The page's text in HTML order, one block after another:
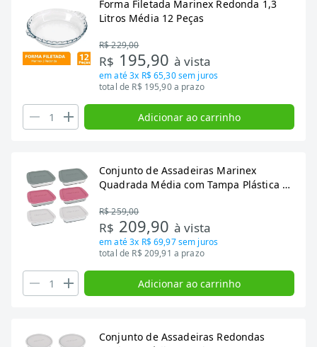
Forma Filetada Marinex Redonda 1,3
Litros Média 12 Peças
R$ 229,00
R$ 195,90 à vista
em até3x R$ 65,30sem juros
total de R$ 195,90 a prazo
Adicionar ao carrinho
Conjunto de Assadeiras Marinex
Quadrada Média com Tampa Plástica 6
R$ 259,00
R$ 209,90 à vista
em até3x R$ 69,97sem juros
total de R$ 209,91 a prazo
Adicionar ao carrinho
Conjunto de Assadeiras Redondas